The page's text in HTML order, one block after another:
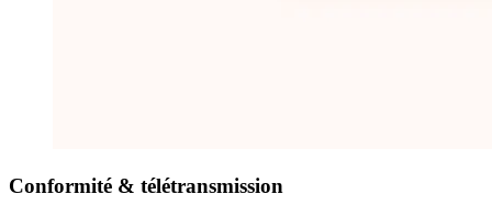
Conformité & télétransmission